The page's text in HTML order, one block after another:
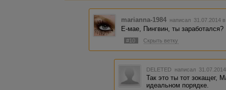
marianna-1984 написал 31.07.2014
Е-мае, Пингвин, ты заработался?
#10 Скрыть ветку
DELETED написал
Так это ты тот зокащег,
идеальном порядке.